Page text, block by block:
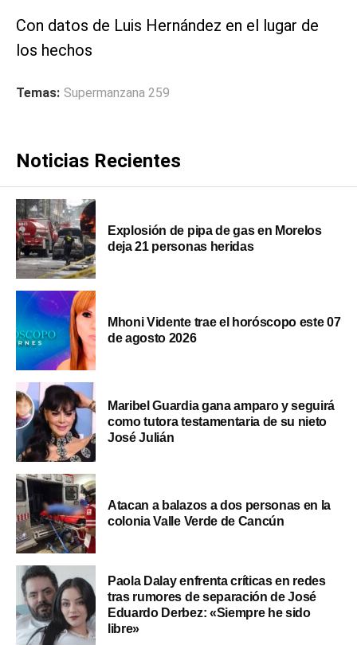
Con datos de Luis Hernández en el lugar de
los hechos
Temas: Supermanzana 259
Noticias Recientes
Explosión de pipa de gas en Morelos
deja 21 personas heridas
Mhoni Vidente trae el horóscopo este 07
de agosto 2026
Maribel Guardia gana amparo y seguirá
como tutora testamentaria de su nieto
José Julián
Atacan a balazos a dos personas en la
colonia Valle Verde de Cancún
Paola Dalay enfrenta críticas en redes
tras rumores de separación de José
Eduardo Derbez: «Siempre he sido
libre»